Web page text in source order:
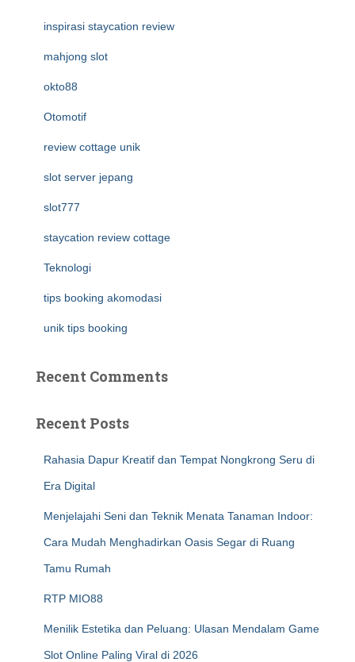
inspirasi staycation review
mahjong slot
okto88
Otomotif
review cottage unik
slot server jepang
slot777
staycation review cottage
Teknologi
tips booking akomodasi
unik tips booking
Recent Comments
Recent Posts
Rahasia Dapur Kreatif dan Tempat Nongkrong Seru di
Era Digital
Menjelajahi Seni dan Teknik Menata Tanaman Indoor:
Cara Mudah Menghadirkan Oasis Segar di Ruang
Tamu Rumah
RTP MIO88
Menilik Estetika dan Peluang: Ulasan Mendalam Game
Slot Online Paling Viral di 2026